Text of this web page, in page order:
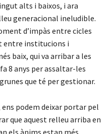
alts i baixos, i ara
generacional ineludible.
d’impàs entre cicles
entre institucions i
baix, qui va arribar a les
8 anys per assaltar-les
que té per gestionar.
podem deixar portar pel
que aquest relleu arriba en